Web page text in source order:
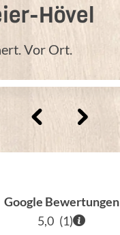
Hövel
Vor Ort.
Google Bewertungen
5,0 (1)